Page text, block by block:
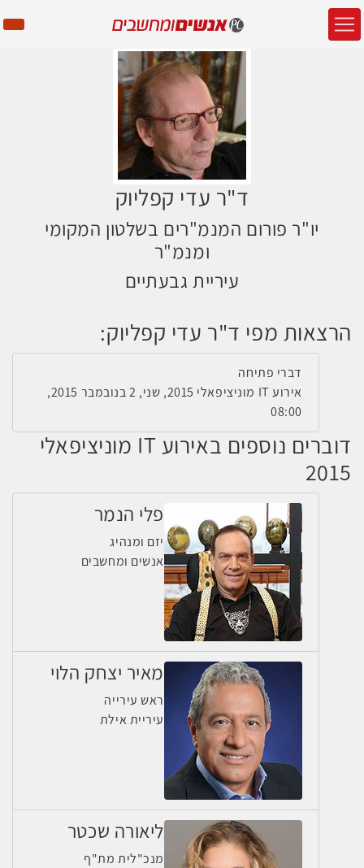
ד"ר עדי קפליוק
יו"ר פורום המנמ"רים בשלטון המקומי
ומנמ"ר
עיריית גבעתיים
הרצאות מפי ד"ר עדי קפליוק:
דברי פתיחה
אירוע IT מוניציפאלי 2015, שני, 2 בנובמבר 2015,
08:00
דוברים נוספים באירוע IT מוניציפאלי
2015
פלי הנמר
יזם ומנהיג
אנשים ומחשבים
מאיר יצחק הלוי
ראש עירייה
עיריית אילת
ליאורה שכטר
מנכ"לית מת"ף